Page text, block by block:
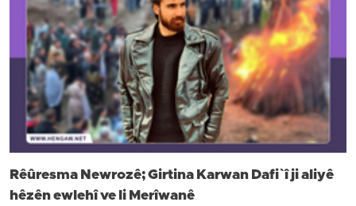
Rêûresma Newrozê; Girtina Karwan Dafi`î ji aliyê
hêzên ewlehî ve li Merîwanê